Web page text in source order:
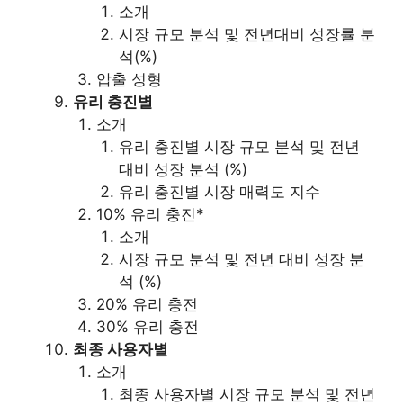
소개
시장 규모 분석 및 전년대비 성장률 분
석(%)
압출 성형
유리 충진별
소개
유리 충진별 시장 규모 분석 및 전년
대비 성장 분석 (%)
유리 충진별 시장 매력도 지수
10% 유리 충진*
소개
시장 규모 분석 및 전년 대비 성장 분
석 (%)
20% 유리 충전
30% 유리 충전
최종 사용자별
소개
최종 사용자별 시장 규모 분석 및 전년